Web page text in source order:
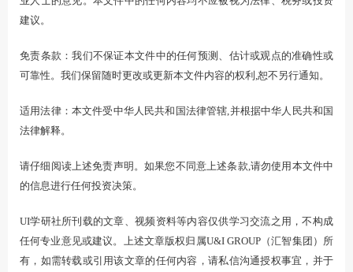
建议。
免责条款：我们不保证本文件中的任何预测、估计或观点的准确性或
可靠性。我们保留随时更改或更新本文件内容的权利,恕不另行通知。
适用法律：本文件受中华人民共和国法律管辖,并根据中华人民共和国
法律解释。
请仔细阅读上述免责声明。如果您不同意上述条款,请勿使用本文件中
的信息进行任何投资决策。
UI学研社所刊载的文章、视频资料等内容仅供学习交流之用，不构成
任何专业意见或建议。上述文章版权归属U&I GROUP（汇智集团）所
有，如需转载或引用该文章的任何内容，请私信沟通授权事宜，并于